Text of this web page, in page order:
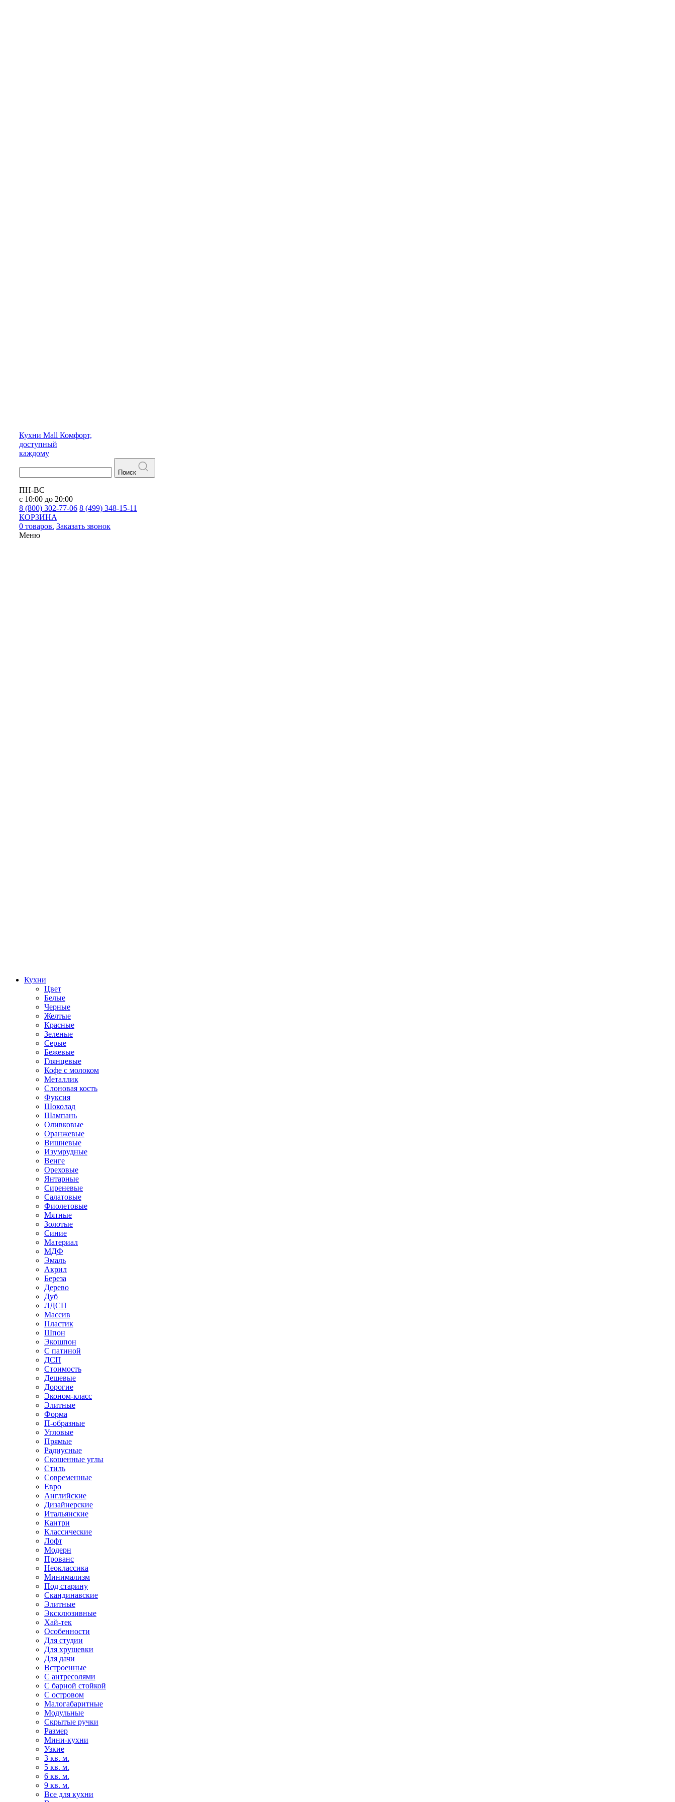
Кухни Mall Комфорт,
доступный
каждому
Поиск
ПН-ВС
с 10:00 до 20:00
8 (800) 302-77-06 8 (499) 348-15-11
КОРЗИНА
0 товаров. Заказать звонок
Меню
Кухни
Цвет
Белые
Черные
Желтые
Красные
Зеленые
Серые
Бежевые
Глянцевые
Кофе с молоком
Металлик
Слоновая кость
Фуксия
Шоколад
Шампань
Оливковые
Оранжевые
Вишневые
Изумрудные
Венге
Ореховые
Янтарные
Сиреневые
Салатовые
Фиолетовые
Мятные
Золотые
Синие
Материал
МДФ
Эмаль
Акрил
Береза
Дерево
Дуб
ЛДСП
Массив
Пластик
Шпон
Экошпон
С патиной
ДСП
Стоимость
Дешевые
Дорогие
Эконом-класс
Элитные
Форма
П-образные
Угловые
Прямые
Радиусные
Скошенные углы
Стиль
Современные
Евро
Английские
Дизайнерские
Итальянские
Кантри
Классические
Лофт
Модерн
Прованс
Неоклассика
Минимализм
Под старину
Скандинавские
Элитные
Эксклюзивные
Хай-тек
Особенности
Для студии
Для хрущевки
Для дачи
Встроенные
С антресолями
С барной стойкой
С островом
Малогабаритные
Модульные
Скрытые ручки
Размер
Мини-кухни
Узкие
3 кв. м.
5 кв. м.
6 кв. м.
9 кв. м.
Все для кухни